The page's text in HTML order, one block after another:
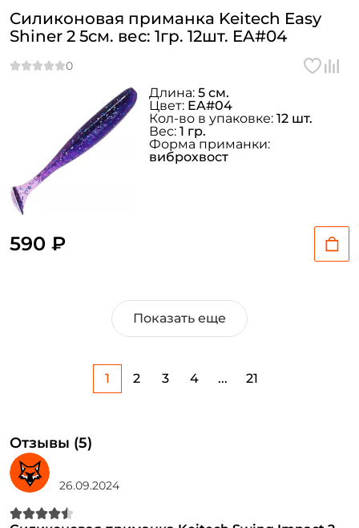
Силиконовая приманка Keitech Easy
Shiner 2 5см. вес: 1гр. 12шт. EA#04
590 ₽
Длина: 5 см.
Цвет: EA#04
Кол-во в упаковке: 12 шт.
Вес: 1 гр.
Форма приманки:
виброхвост
Показать еще
1 2 3 4 ... 21
Отзывы (5)
26.09.2024